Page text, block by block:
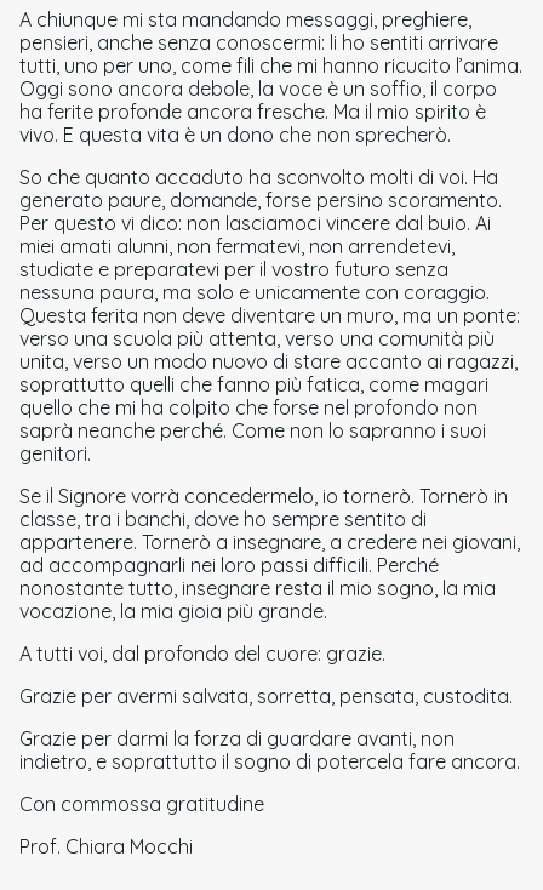
A chiunque mi sta mandando messaggi, preghiere,
pensieri, anche senza conoscermi: li ho sentiti arrivare
tutti, uno per uno, come fili che mi hanno ricucito l’anima.
Oggi sono ancora debole, la voce è un soffio, il corpo
ha ferite profonde ancora fresche. Ma il mio spirito è
vivo. E questa vita è un dono che non sprecherò.
So che quanto accaduto ha sconvolto molti di voi. Ha
generato paure, domande, forse persino scoramento.
Per questo vi dico: non lasciamoci vincere dal buio. Ai
miei amati alunni, non fermatevi, non arrendetevi,
studiate e preparatevi per il vostro futuro senza
nessuna paura, ma solo e unicamente con coraggio.
Questa ferita non deve diventare un muro, ma un ponte:
verso una scuola più attenta, verso una comunità più
unita, verso un modo nuovo di stare accanto ai ragazzi,
soprattutto quelli che fanno più fatica, come magari
quello che mi ha colpito che forse nel profondo non
saprà neanche perché. Come non lo sapranno i suoi
genitori.
Se il Signore vorrà concedermelo, io tornerò. Tornerò in
classe, tra i banchi, dove ho sempre sentito di
appartenere. Tornerò a insegnare, a credere nei giovani,
ad accompagnarli nei loro passi difficili. Perché
nonostante tutto, insegnare resta il mio sogno, la mia
vocazione, la mia gioia più grande.
A tutti voi, dal profondo del cuore: grazie.
Grazie per avermi salvata, sorretta, pensata, custodita.
Grazie per darmi la forza di guardare avanti, non
indietro, e soprattutto il sogno di potercela fare ancora.
Con commossa gratitudine
Prof. Chiara Mocchi